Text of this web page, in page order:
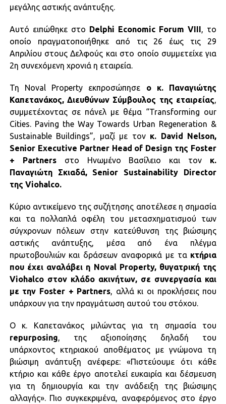
μεγάλης αστικής ανάπτυξης.
Αυτό ειπώθηκε στο Delphi Economic Forum VIII, το
οποίο πραγματοποιήθηκε από τις 26 έως τις 29
Απριλίου στους Δελφούς και στο οποίο συμμετείχε για
2η συνεχόμενη χρονιά η εταιρεία.
Τη Noval Property εκπροσώπησε ο κ. Παναγιώτης
Καπετανάκος, Διευθύνων Σύμβουλος της εταιρείας,
συμμετέχοντας σε πάνελ με θέμα “Transforming our
Cities. Paving the Way Towards Urban Regeneration &
Sustainable Buildings”, μαζί με τον κ. David Nelson,
Senior Executive Partner Head of Design της Foster
+ Partnersστο Ηνωμένο Βασίλειο και τον κ.
Παναγιώτη Σκιαδά, Senior Sustainability Director
της Viohalco.
Κύριο αντικείμενο της συζήτησης αποτέλεσε η σημασία
και τα πολλαπλά οφέλη του μετασχηματισμού των
σύγχρονων πόλεων στην κατεύθυνση της βιώσιμης
αστικής ανάπτυξης, μέσα από ένα πλέγμα
πρωτοβουλιών και δράσεων αναφορικά με τα κτήρια
που έχει αναλάβει η Noval Property, θυγατρική της
Viohalco στον κλάδο ακινήτων, σε συνεργασία και
με την Foster + Partners, αλλά κι οι προκλήσεις που
υπάρχουν για την πραγμάτωση αυτού του στόχου.
Ο κ. Καπετανάκος μιλώντας για τη σημασία του
repurposing, της αξιοποίησης δηλαδή του
υπάρχοντος κτηριακού αποθέματος με γνώμονα τη
βιώσιμη ανάπτυξη ανέφερε: «Πιστεύουμε ότι κάθε
κτήριο και κάθε έργο αποτελεί ευκαιρία και δέσμευση
για τη δημιουργία και την ανάδειξη της βιώσιμης
αλλαγής». Πιο συγκεκριμένα, αναφερόμενος στο έργο